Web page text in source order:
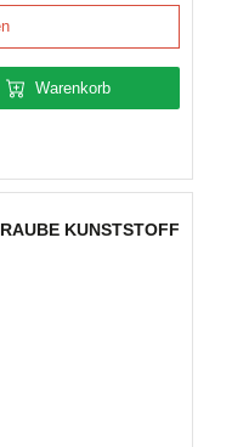
Warenkorb
KUNSTSTOFF